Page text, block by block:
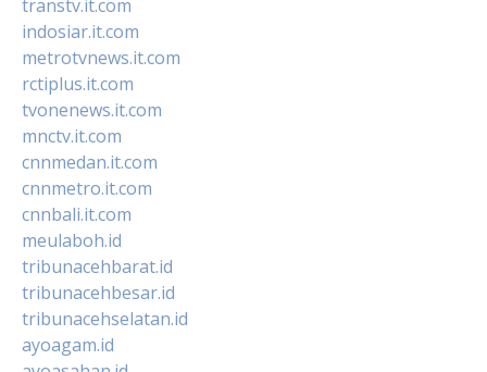
transtv.it.com
indosiar.it.com
metrotvnews.it.com
rctiplus.it.com
tvonenews.it.com
mnctv.it.com
cnnmedan.it.com
cnnmetro.it.com
cnnbali.it.com
meulaboh.id
tribunacehbarat.id
tribunacehbesar.id
tribunacehselatan.id
ayoagam.id